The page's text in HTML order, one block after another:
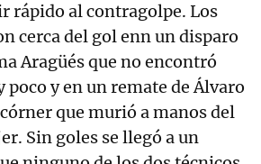
rápido al contragolpe. Los
cerca del gol enn un disparo
Aragüés que no encontró
y en un remate de Álvaro
que murió a manos del
Sin goles se llegó a un